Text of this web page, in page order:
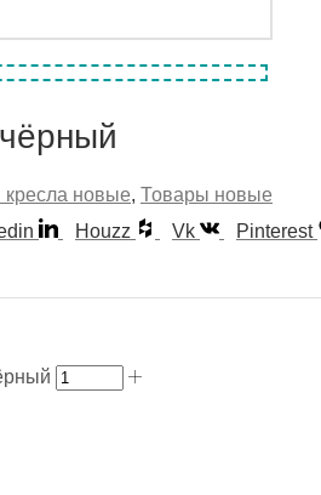
кресла новые, Товары новые
Houzz Vk
Pinterest